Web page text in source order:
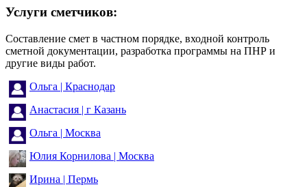
Услуги сметчиков:
Составление смет в частном порядке, входной контроль
сметной документации, разработка программы на ПНР и
другие виды работ.
Ольга | Краснодар
Анастасия | г Казань
Ольга | Москва
Юлия Корнилова | Москва
Ирина | Пермь